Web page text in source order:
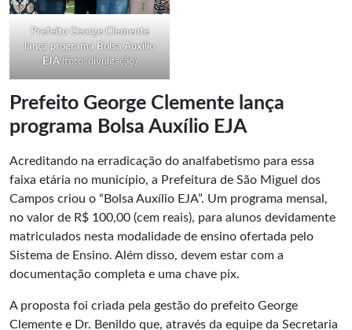
Prefeito George Clemente
lança programa Bolsa Auxílio
EJA(foto: divulgação)
Prefeito George Clemente lança
programa Bolsa Auxílio EJA
Acreditando na erradicação do analfabetismo para essa
faixa etária no município, a Prefeitura de São Miguel dos
Campos criou o “ Bolsa Auxílio EJA”. Um programa mensal,
no valor de R$ 100,00 (cem reais), para alunos devidamente
matriculados nesta modalidade de ensino ofertada pelo
Sistema de Ensino. Além disso, devem estar com a
documentação completa e uma chave pix.
A proposta foi criada pela gestão do prefeito George
Clemente e Dr. Benildo que, através da equipe da Secretaria